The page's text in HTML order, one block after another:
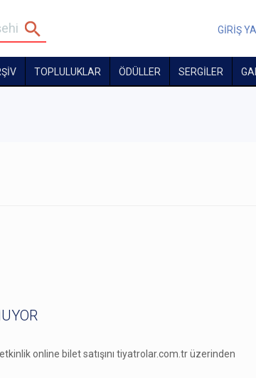
GİRİŞ
TOPLULUKLAR ÖDÜLLER SERGİLER
online bilet satışını tiyatrolar.com.tr üzerinden